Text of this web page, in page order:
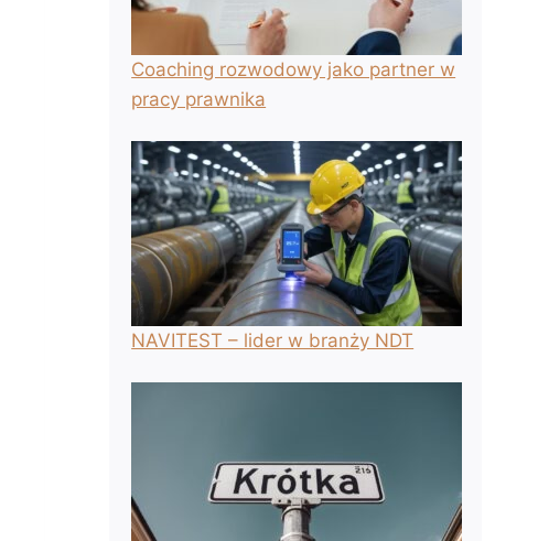
Coaching rozwodowy jako partner w
pracy prawnika
NAVITEST – lider w branży NDT